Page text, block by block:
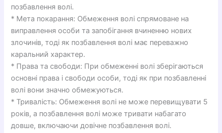
позбавлення волі.
* Мета покарання: Обмеження волі спрямоване на
виправлення особи та запобігання вчиненню нових
злочинів, тоді як позбавлення волі має переважно
каральний характер.
* Права та свободи: При обмеженні волі зберігаються
основні права і свободи особи, тоді як при позбавленні
волі вони значно обмежуються.
* Тривалість: Обмеження волі не може перевищувати 5
років, а позбавлення волі може тривати набагато
довше, включаючи довічне позбавлення волі.